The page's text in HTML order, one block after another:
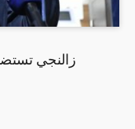
زالنجي